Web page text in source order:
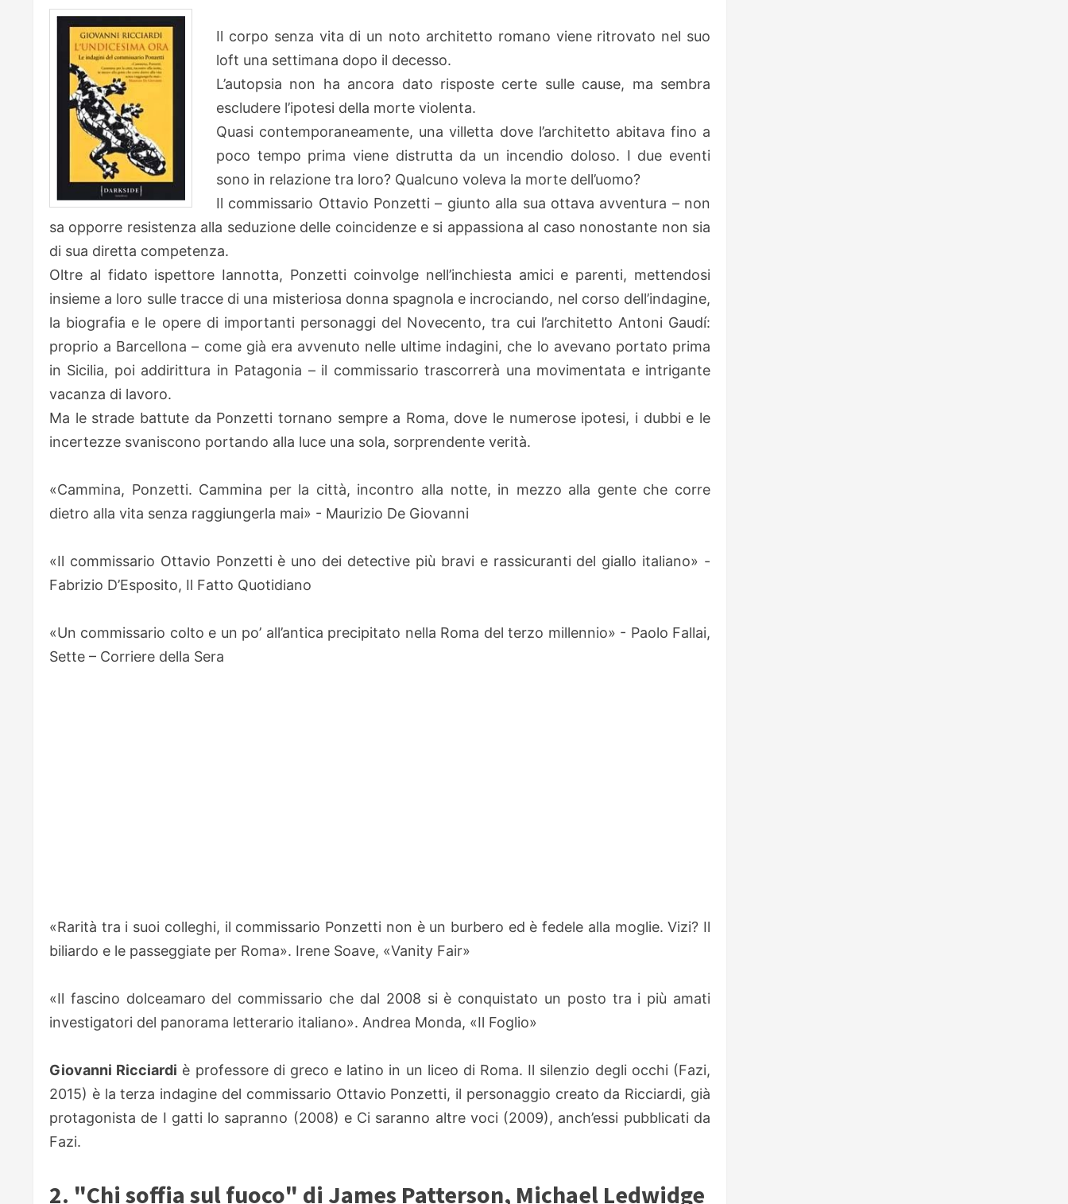
Il corpo senza vita di un noto architetto romano viene ritrovato nel suo
loft una settimana dopo il decesso.
L’autopsia non ha ancora dato risposte certe sulle cause, ma sembra
escludere l’ipotesi della morte violenta.
Quasi contemporaneamente, una villetta dove l’architetto abitava fino a
poco tempo prima viene distrutta da un incendio doloso. I due eventi
sono in relazione tra loro? Qualcuno voleva la morte dell’uomo?
Il commissario Ottavio Ponzetti – giunto alla sua ottava avventura – non
sa opporre resistenza alla seduzione delle coincidenze e si appassiona al caso nonostante non sia
di sua diretta competenza.
Oltre al fidato ispettore Iannotta, Ponzetti coinvolge nell’inchiesta amici e parenti, mettendosi
insieme a loro sulle tracce di una misteriosa donna spagnola e incrociando, nel corso dell’indagine,
la biografia e le opere di importanti personaggi del Novecento, tra cui l’architetto Antoni Gaudí:
proprio a Barcellona – come già era avvenuto nelle ultime indagini, che lo avevano portato prima
in Sicilia, poi addirittura in Patagonia – il commissario trascorrerà una movimentata e intrigante
vacanza di lavoro.
Ma le strade battute da Ponzetti tornano sempre a Roma, dove le numerose ipotesi, i dubbi e le
incertezze svaniscono portando alla luce una sola, sorprendente verità.
«Cammina, Ponzetti. Cammina per la città, incontro alla notte, in mezzo alla gente che corre
dietro alla vita senza raggiungerla mai» - Maurizio De Giovanni
«Il commissario Ottavio Ponzetti è uno dei detective più bravi e rassicuranti del giallo italiano» -
Fabrizio D’Esposito, Il Fatto Quotidiano
«Un commissario colto e un po’ all’antica precipitato nella Roma del terzo millennio» - Paolo Fallai,
Sette – Corriere della Sera
«Rarità tra i suoi colleghi, il commissario Ponzetti non è un burbero ed è fedele alla moglie. Vizi? Il
biliardo e le passeggiate per Roma». Irene Soave, «Vanity Fair»
«Il fascino dolceamaro del commissario che dal 2008 si è conquistato un posto tra i più amati
investigatori del panorama letterario italiano». Andrea Monda, «Il Foglio»
Giovanni Ricciardi è professore di greco e latino in un liceo di Roma. Il silenzio degli occhi (Fazi,
2015) è la terza indagine del commissario Ottavio Ponzetti, il personaggio creato da Ricciardi, già
protagonista de I gatti lo sapranno (2008) e Ci saranno altre voci (2009), anch’essi pubblicati da
Fazi.
2. "Chi soffia sul fuoco" di James Patterson, Michael Ledwidge